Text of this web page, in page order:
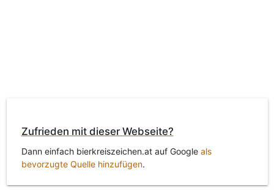
Zufrieden mit dieser Webseite?
Dann einfach bierkreiszeichen.at auf Google als
bevorzugte Quelle hinzufügen.